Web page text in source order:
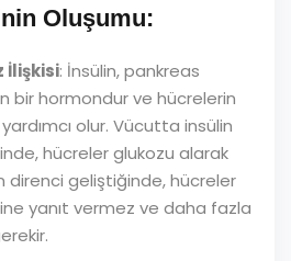
Oluşumu:
İlişkisi: İnsülin, pankreas
bir hormondur ve hücrelerin
olur. Vücutta insülin
hücreler glukozu alarak
direnci geliştiğinde, hücreler
yanıt vermez ve daha fazla